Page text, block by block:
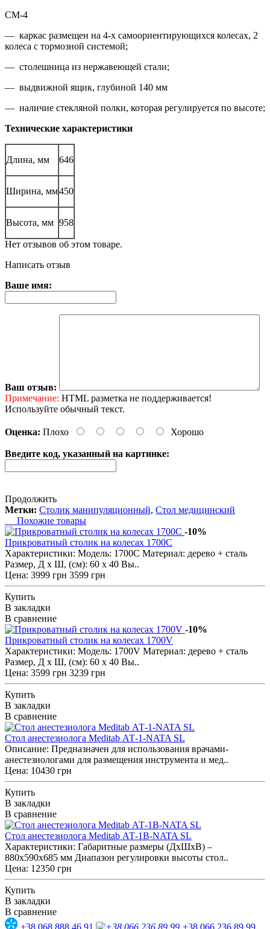
СМ-4
— каркас размещен на 4-х самоориентирующихся колесах, 2
колеса с тормозной системой;
— столешница из нержавеющей стали;
— выдвижной ящик, глубиной 140 мм
— наличие стекляной полки, которая регулируется по высоте;
Технические характеристики
Длина, мм 646
Ширина, мм450
Высота, мм 958
Нет отзывов об этом товаре.
Написать отзыв
Ваше имя:
Ваш отзыв:
Примечание: HTML разметка не поддерживается!
Используйте обычный текст.
Оценка: Плохо Хорошо
Введите код, указанный на картинке:
Продолжить
Метки: Столик манипуляционный, Стол медицинский
Похожие товары
-10%
Прикроватный столик на колесах 1700C
Характеристики: Модель: 1700C Материал: дерево + сталь
Размер, Д x Ш, (см): 60 х 40 Вы..
Цена: 3999 грн 3599 грн
Купить
В закладки
В сравнение
-10%
Прикроватный столик на колесах 1700V
Характеристики: Модель: 1700V Материал: дерево + сталь
Размер, Д x Ш, (см): 60 х 40 Вы..
Цена: 3599 грн 3239 грн
Купить
В закладки
В сравнение
Стол анестезиолога Meditab АТ-1-NATA SL
Описание: Предназначен для использования врачами-
анестезиологами для размещения инструмента и мед..
Цена: 10430 грн
Купить
В закладки
В сравнение
Стол анестезиолога Meditab АТ-1B-NATA SL
Характеристики: Габаритные размеры (ДхШхВ) –
880х590х685 мм Диапазон регулировки высоты стол..
Цена: 12350 грн
Купить
В закладки
В сравнение
+38 068 888 46 91
+38 066 236 89 99